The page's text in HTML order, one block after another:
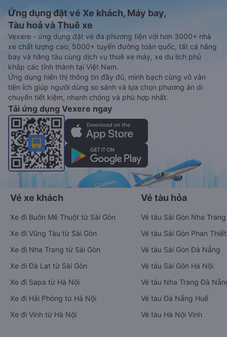
Ứng dụng đặt vé Xe khách, Máy bay,
Tàu hoả và Thuê xe
Vexere - ứng dụng đặt vé đa phương tiện với hơn 3000+ nhà
xe chất lượng cao, 5000+ tuyến đường toàn quốc, tất cả hãng
bay và hãng tàu cùng dịch vụ thuê xe máy, xe du lịch phủ
khắp các tỉnh thành tại Việt Nam.
Ứng dụng hiển thị thông tin đầy đủ, minh bạch cùng vô vàn
tiện ích giúp người dùng so sánh và lựa chọn phương án di
chuyển tiết kiệm, nhanh chóng và phù hợp nhất.
Tải ứng dụng Vexere ngay
Vé xe khách
Xe đi Buôn Mê Thuột từ Sài Gòn
Xe đi Vũng Tàu từ Sài Gòn
Xe đi Nha Trang từ Sài Gòn
Xe đi Đà Lạt từ Sài Gòn
Xe đi Sapa từ Hà Nội
Xe đi Hải Phòng từ Hà Nội
Xe đi Vinh từ Hà Nội
Vé tàu hỏa
Vé tàu Sài Gòn Nha Trang
Vé tàu Sài Gòn Phan Thiết
Vé tàu Sài Gòn Đà Nẵng
Vé tàu Sài Gòn Hà Nội
Vé tàu Nha Trang Đà
Vé tàu Đà Nẵng Huế
Vé tàu Hà Nội Vinh